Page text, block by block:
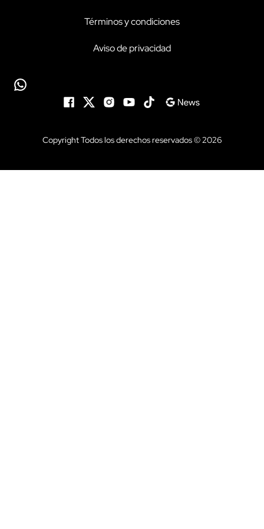
Términos y condiciones
Aviso de privacidad
Copyright Todos los derechos reservados © 2026